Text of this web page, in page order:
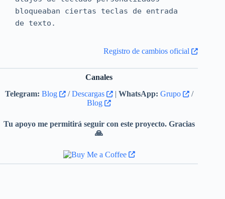
bloqueaban ciertas teclas de entrada
de texto.
Registro de cambios oficial
Canales
Telegram: Blog /Descargas | WhatsApp: Grupo
/
Blog
Tu apoyo me permitirá seguir con este proyecto. Gracias
🙏